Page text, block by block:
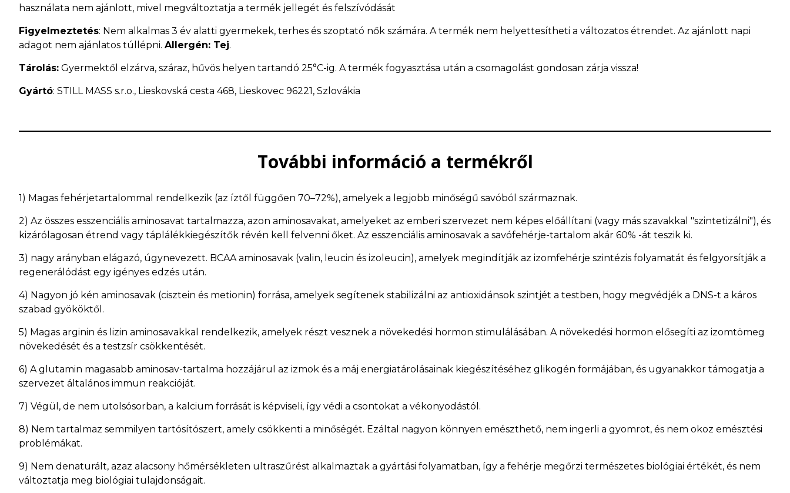
használata nem ajánlott, mivel megváltoztatja a termék jellegét és felszívódását
Figyelmeztetés: Nem alkalmas 3 év alatti gyermekek, terhes és szoptató nők számára. A termék nem helyettesítheti a változatos étrendet. Az ajánlott napi
adagot nem ajánlatos túllépni. Allergén: Tej.
Tárolás: Gyermektől elzárva, száraz, hűvös helyen tartandó 25°C-ig. A termék fogyasztása után a csomagolást gondosan zárja vissza!
Gyártó: STILL MASS s.r.o., Lieskovská cesta 468, Lieskovec 96221, Szlovákia
További információ a termékről
1) Magas fehérjetartalommal rendelkezik (az íztől függően 70–72%), amelyek a legjobb minőségű savóból származnak.
2) Az összes esszenciális aminosavat tartalmazza, azon aminosavakat, amelyeket az emberi szervezet nem képes előállítani (vagy más szavakkal "szintetizálni"), és
kizárólagosan étrend vagy táplálékkiegészítők révén kell felvenni őket. Az esszenciális aminosavak a savófehérje-tartalom akár 60% -át teszik ki.
3) nagy arányban elágazó, úgynevezett. BCAA aminosavak (valin, leucin és izoleucin), amelyek megindítják az izomfehérje szintézis folyamatát és felgyorsítják a
regenerálódást egy igényes edzés után.
4) Nagyon jó kén aminosavak (cisztein és metionin) forrása, amelyek segítenek stabilizálni az antioxidánsok szintjét a testben, hogy megvédjék a DNS-t a káros
szabad gyököktől.
5) Magas arginin és lizin aminosavakkal rendelkezik, amelyek részt vesznek a növekedési hormon stimulálásában. A növekedési hormon elősegíti az izomtömeg
növekedését és a testzsír csökkentését.
6) A glutamin magasabb aminosav-tartalma hozzájárul az izmok és a máj energiatárolásainak kiegészítéséhez glikogén formájában, és ugyanakkor támogatja a
szervezet általános immun reakcióját.
7) Végül, de nem utolsósorban, a kalcium forrását is képviseli, így védi a csontokat a vékonyodástól.
8) Nem tartalmaz semmilyen tartósítószert, amely csökkenti a minőségét. Ezáltal nagyon könnyen emészthető, nem ingerli a gyomrot, és nem okoz emésztési
problémákat.
9) Nem denaturált, azaz alacsony hőmérsékleten ultraszűrést alkalmaztak a gyártási folyamatban, így a fehérje megőrzi természetes biológiai értékét, és nem
változtatja meg biológiai tulajdonságait.